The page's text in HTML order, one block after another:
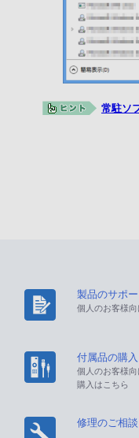
常駐ソ
製品のサポ
個人のお客様
付属品の購入
個人のお客様
購入はこちら
修理のご相談